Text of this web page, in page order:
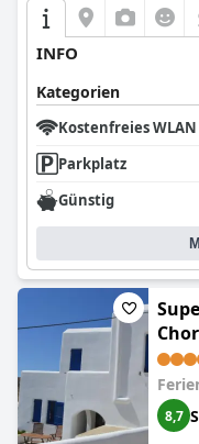
INFO
Kategorien
Kostenfreies WLAN
Parkplatz
Günstig
8,7